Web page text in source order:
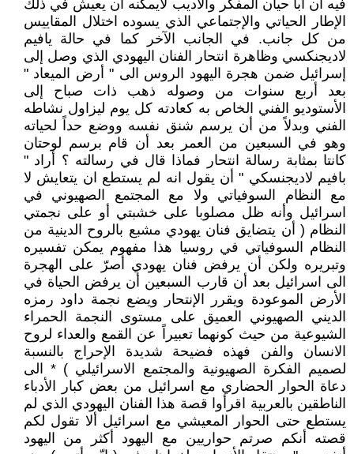
فيه ان أبا حيان المفكر والأديب لايمكنه أن يعيش في ذلك
الإطار الحياتي والإجتماعي الذي يسوده اختلال المقاييس
من كل جانب. في الجانب الآخر كما في حالة يافيم
لاديجنكسي وظاهرة انتحار الفنان اليهودي الذي وصل إلى
إسرائيل ضمن هجرة اليهود الروس الى " أرض الميعاد "
بعد أربع سنوات من وصوله ذهب ذات صباح إلى
الأستوديو الفني الخاص به كعادته كل يوم ليزاول نشاطه
الفني وبدلاً من أن يرسم شنق نفسه ووضع حداً لحياته
وهو في السبعين من العمر بعد أن قام برسم لوحتان
كانتا بمثابة رسالة انتحار فماذا قال في رسالته ؟ أراد "
بافيم لاديجنسكي " أن يقول انه لم يستطع ان يتعايش لا
مع النظام السوفياتي ولا مع المجتمع الصهيوني في
اسرائيل وأنه ظل مصلوبا على خشبتي أو على نجمتي
النظام ( أن يتضايق فنان يهودي مشبع بالروح الدينية من
النظام السوفياتي في روسيا هذا مفهوم يمكن تفسيره
وتبريره ولكن أن يرفض فنان يهودي أصرّ على الهجرة
الى اسرائيل بعد أن قارب السبعين أن يرفض الحياة في
الأرض الموعودة ويقرر الإنتحار ويضع نجمة داود رمزه
الديني الصهيوني العميق على مستوى النجمة الحمراء
الشيوعية من حيث كونهما تعبيراً عن القمع والعداء لروح
الانسان والفن فهذه فضيحة شديدة الإحراج بالنسبة
لصميم الفكرة الصهيونية والمجتمع الاسرائيلي ) * الى
دعاة الحوار الحضاري مع اسرائيل من بعض كبار الأدباء
الناطقين بالعربية اقرأوا قصة هذا الفنان اليهودي الذي لم
يستطع حتى الحوار المعيشي مع اسرائيل ألا تقول لكم
قصته أنكم صرتم حواريين مع اليهود أكثر من اليهود